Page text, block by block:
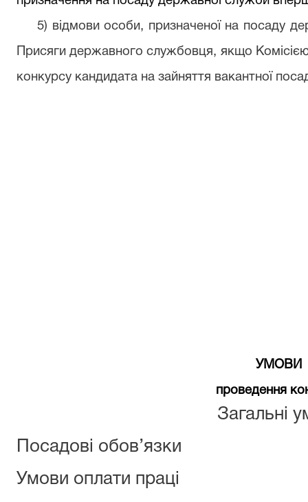
5) відмови особи, призначеної на посаду
Присяги державного службовця, якщо
конкурсу кандидата на зайняття вакантної
УМОВИ
проведення
Загальні
Посадові обов’язки
Умови оплати праці